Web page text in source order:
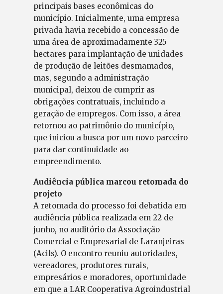
principais bases econômicas do
município. Inicialmente, uma empresa
privada havia recebido a concessão de
uma área de aproximadamente 325
hectares para implantação de unidades
de produção de leitões desmamados,
mas, segundo a administração
municipal, deixou de cumprir as
obrigações contratuais, incluindo a
geração de empregos. Com isso, a área
retornou ao patrimônio do município,
que iniciou a busca por um novo parceiro
para dar continuidade ao
empreendimento.
Audiência pública marcou retomada do
projeto
A retomada do processo foi debatida em
audiência pública realizada em 22 de
junho, no auditório da Associação
Comercial e Empresarial de Laranjeiras
(Acils). O encontro reuniu autoridades,
vereadores, produtores rurais,
empresários e moradores, oportunidade
em que a LAR Cooperativa Agroindustrial